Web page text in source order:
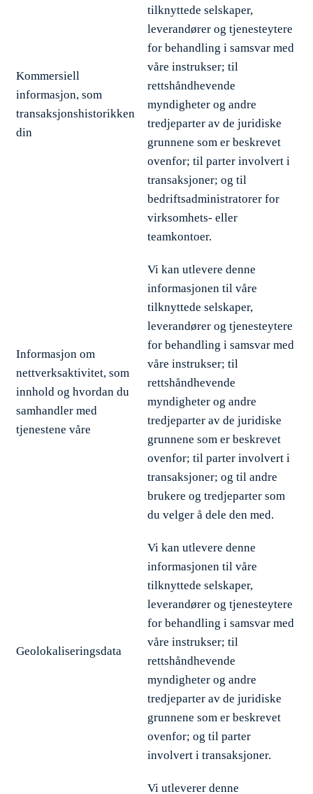
Kommersiell
informasjon, som
transaksjonshistorikken
din
tilknyttede selskaper,
leverandører og tjenesteytere
for behandling i samsvar med
våre instrukser; til
rettshåndhevende
myndigheter og andre
tredjeparter av de juridiske
grunnene som er beskrevet
ovenfor; til parter involvert i
transaksjoner; og til
bedriftsadministratorer for
virksomhets- eller
teamkontoer.
Informasjon om
nettverksaktivitet, som
innhold og hvordan du
samhandler med
tjenestene våre
Vi kan utlevere denne
informasjonen til våre
tilknyttede selskaper,
leverandører og tjenesteytere
for behandling i samsvar med
våre instrukser; til
rettshåndhevende
myndigheter og andre
tredjeparter av de juridiske
grunnene som er beskrevet
ovenfor; til parter involvert i
transaksjoner; og til andre
brukere og tredjeparter som
du velger å dele den med.
Geolokaliseringsdata
Vi kan utlevere denne
informasjonen til våre
tilknyttede selskaper,
leverandører og tjenesteytere
for behandling i samsvar med
våre instrukser; til
rettshåndhevende
myndigheter og andre
tredjeparter av de juridiske
grunnene som er beskrevet
ovenfor; og til parter
involvert i transaksjoner.
Vi utleverer denne